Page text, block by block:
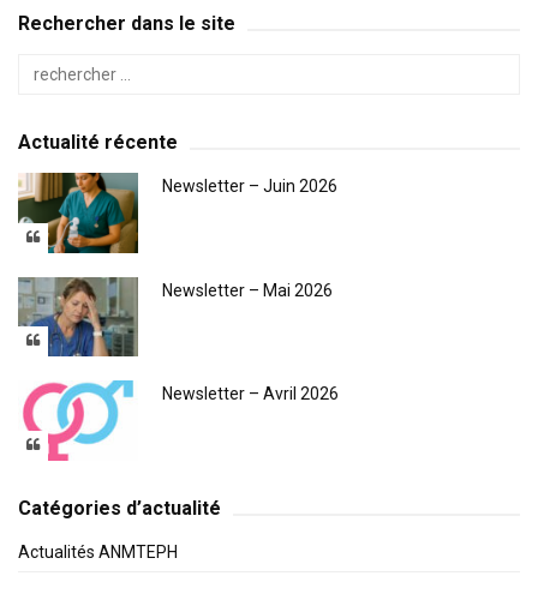
Rechercher dans le site
Actualité récente
Newsletter – Juin 2026
Newsletter – Mai 2026
Newsletter – Avril 2026
Catégories d’actualité
Actualités ANMTEPH